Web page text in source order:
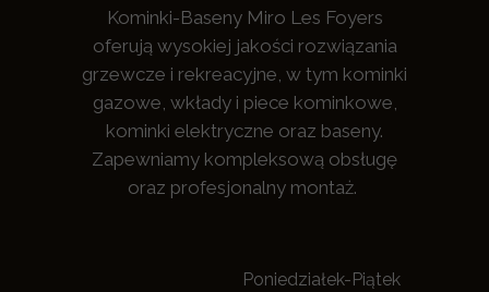
Kominki-Baseny Miro Les Foyers
oferują wysokiej jakości rozwiązania
grzewcze i rekreacyjne, w tym kominki
gazowe, wkłady i piece kominkowe,
kominki elektryczne oraz baseny.
Zapewniamy kompleksową obsługę
oraz profesjonalny montaż.
Poniedziałek-Piątek